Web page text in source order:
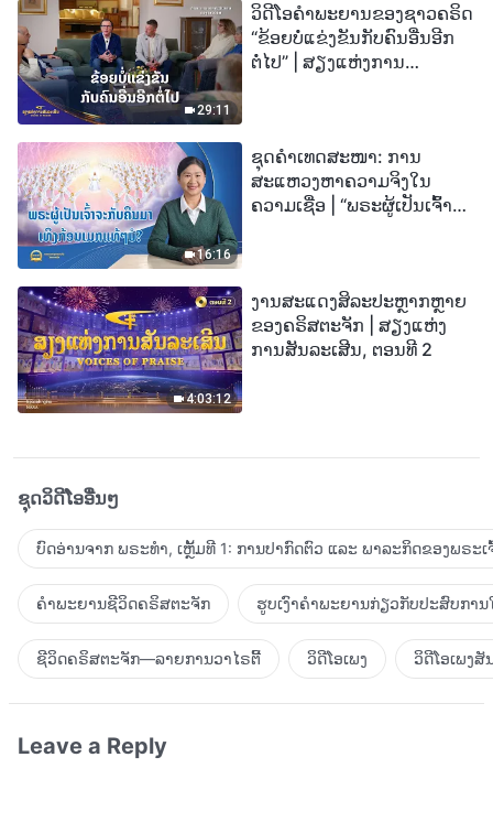
29:11
ວິດີໂອຄຳພະຍານຂອງຊາວຄຣິດ
“ຂ້ອຍບໍ່ແຂ່ງຂັນກັບຄົນອື່ນອີກ
ຕໍ່ໄປ” | ສຽງແຫ່ງການ
16:16
ຊຸດຄຳເທດສະໜາ: ການ
ສະແຫວງຫາຄວາມຈິງໃນ
ຄວາມເຊື່ອ | “ພຣະຜູ້ເປັນເຈົ້າຈະ
4:03:12
ງານສະແດງສິລະປະຫຼາກຫຼາຍ
ຂອງຄຣິສຕະຈັກ | ສຽງແຫ່ງ
ການສັນລະເສີນ, ຕອນທີ 2
ຊຸດວິດີໂອອື່ນໆ
ບົດອ່ານຈາກ ພຣະທຳ, ເຫຼັ້ມທີ 1: ການປາກົດຕົວ ແລະ ພາລະກິດຂອງພຣະເ
ຄຳພະຍານຊີວິດຄຣິສຕະຈັກ ຮູບເງົາຄຳພະຍານກ່ຽວກັບປະສົບກາ
ຊີວິດຄຣິສຕະຈັກ—ລາຍການວາໄຣຕີ້ ວິດີໂອເພງ ວິດີໂອເພງສັ
Leave a Reply